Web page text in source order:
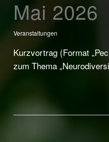
Mai 2026
Veranstaltungen
Kurzvortrag (Format
zum Thema